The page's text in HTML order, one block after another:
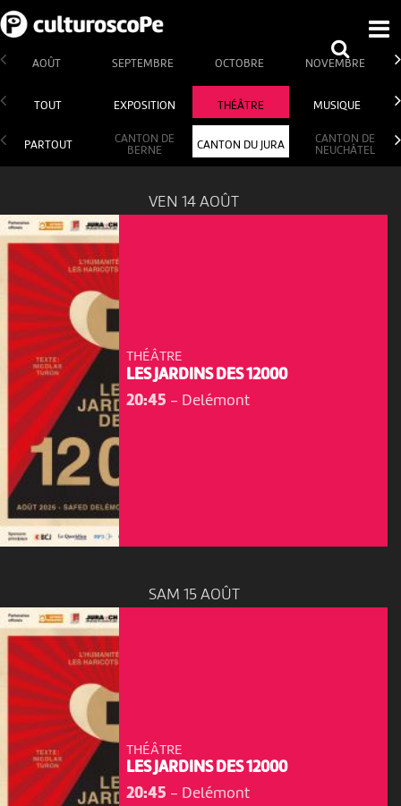
AOÛT SEPTEMBRE OCTOBRE NOVEMBRE
TOUT EXPOSITION THÉÂTRE MUSIQUE
PARTOUT
CANTON DE
BERNE
CANTON DU JURA
CANTON DE
NEUCHÂTEL
VEN 14 AOÛT
THÉÂTRE
LES JARDINS DES 12000
20:45 - Delémont
SAM 15 AOÛT
THÉÂTRE
LES JARDINS DES 12000
20:45 - Delémont